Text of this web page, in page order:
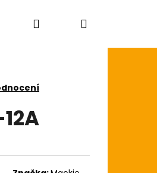
PřihlášeníNákupní